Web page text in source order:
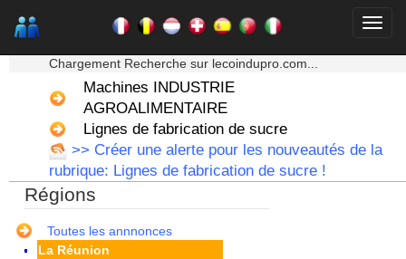
Chargement Recherche sur lecoindupro.com...
Machines INDUSTRIE
AGROALIMENTAIRE
Lignes de fabrication de sucre
>> Créer une alerte pour les nouveautés de la
rubrique: Lignes de fabrication de sucre !
Régions
Toutes les annnonces
Auvergne
Bourgogne
Bretagne
Centre
Champagne Ardenne
Corse
Franche Comte - Suisse
Guadeloupe
Guyane
Haute Normandie
Ile de France
La Réunion